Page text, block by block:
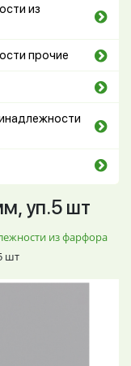
из
прочие
уп.5 шт
из фарфора
шт